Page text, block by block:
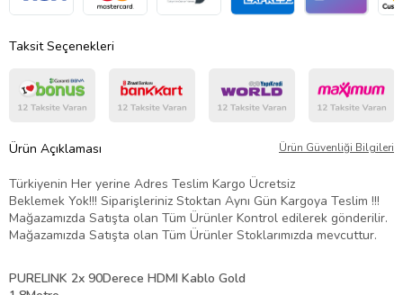
Taksit Seçenekleri
Ürün Açıklaması Ürün Güvenliği Bilgileri
Türkiyenin Her yerine Adres Teslim Kargo Ücretsiz
Beklemek Yok!!! Siparişleriniz Stoktan Aynı Gün Kargoya Teslim !!!
Mağazamızda Satışta olan Tüm Ürünler Kontrol edilerek gönderilir.
Mağazamızda Satışta olan Tüm Ürünler Stoklarımızda mevcuttur.
PURELINK 2x 90Derece HDMI Kablo Gold